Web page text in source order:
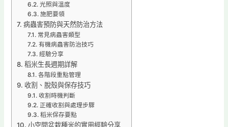
光照與溫度
施肥要領
病蟲害預防與天然防治方法
常見病蟲害類型
有機病蟲害防治技巧
經驗分享
稻米生長週期詳解
各階段重點管理
收割、脫殼與保存技巧
收割時機判斷
正確收割與處理步驟
稻米保存要點
小空間盆栽種米的實用經驗分享